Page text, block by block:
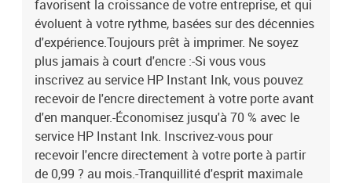
4-Couleurs d'impression : noir, cyan, magenta, jaune-Langages de
description de page : interface graphique PCL 3-Multitâche tout-
en-un : Oui-Segment HP : Petites et moyennes entreprisesCapacité
d'entrée et de sortie :-Nombre tota
favorisent la croissance de votre entreprise, et qui
évoluent à votre rythme, basées sur des décennies
d'expérience.Toujours prêt à imprimer. Ne soyez
plus jamais à court d'encre :-Si vous vous
inscrivez au service HP Instant Ink, vous pouvez
recevoir de l'encre directement à votre porte avant
d'en manquer.-Économisez jusqu'à 70 % avec le
service HP Instant Ink. Inscrivez-vous pour
recevoir l'encre directement à votre porte à partir
de 0,99 ? au mois.-Tranquillité d'esprit maximale